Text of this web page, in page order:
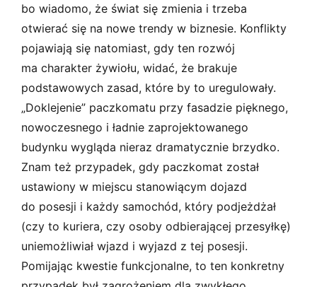
bo wiadomo, że świat się zmienia i trzeba
otwierać się na nowe trendy w biznesie. Konflikty
pojawiają się natomiast, gdy ten rozwój
ma charakter żywiołu, widać, że brakuje
podstawowych zasad, które by to uregulowały.
„Doklejenie” paczkomatu przy fasadzie pięknego,
nowoczesnego i ładnie zaprojektowanego
budynku wygląda nieraz dramatycznie brzydko.
Znam też przypadek, gdy paczkomat został
ustawiony w miejscu stanowiącym dojazd
do posesji i każdy samochód, który podjeżdżał
(czy to kuriera, czy osoby odbierającej przesyłkę)
uniemożliwiał wjazd i wyjazd z tej posesji.
Pomijając kwestie funkcjonalne, to ten konkretny